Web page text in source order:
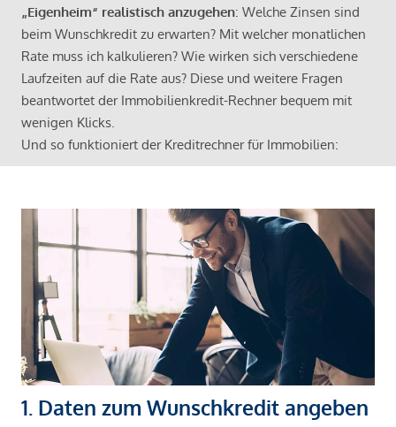
„Eigenheim“ realistisch anzugehen: Welche Zinsen sind
beim Wunschkredit zu erwarten? Mit welcher monatlichen
Rate muss ich kalkulieren? Wie wirken sich verschiedene
Laufzeiten auf die Rate aus? Diese und weitere Fragen
beantwortet der Immobilienkredit-Rechner bequem mit
wenigen Klicks.
Und so funktioniert der Kreditrechner für Immobilien:
1. Daten zum Wunschkredit angeben